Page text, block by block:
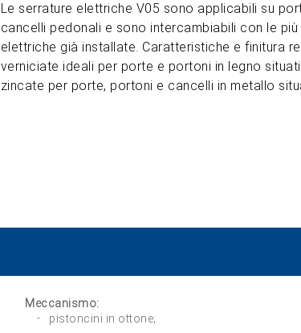
Le serrature elettriche V05 sono applicabili su
cancelli pedonali e sono intercambiabili con le
elettriche già installate. Caratteristiche e finitura
verniciate ideali per porte e portoni in legno
zincate per porte, portoni e cancelli in metallo
Meccanismo:
pistoncini in ottone;